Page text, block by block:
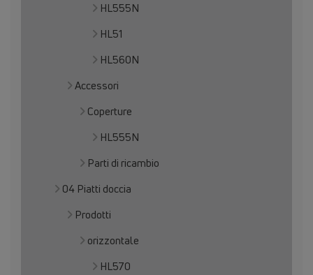
HL555N
HL51
HL560N
Accessori
Coperture
HL555N
Parti di ricambio
04 Piatti doccia
Prodotti
orizzontale
HL570